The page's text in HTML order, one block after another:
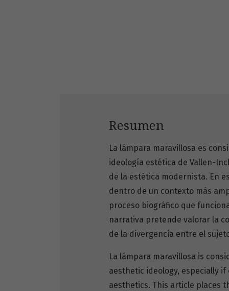
Resumen
La lámpara maravillosa es
ideología estética de Vallen-
de la estética modernista. En
dentro de un contexto más
proceso biográfico que
narrativa pretende valorar la
de la divergencia entre el
La lámpara maravillosa is
aesthetic ideology, especially
aesthetics. This article places